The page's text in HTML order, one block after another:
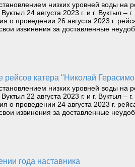
низких уровней воды
24 августа 2023 г. и г. Вуктыл –
о проведении 26 августа 2023 г.
извинения за доставленные
рейсов катера "Николай
низких уровней воды
22 августа 2023 г. и г. Вуктыл –
о проведении 24 августа 2023 г.
извинения за доставленные
года наставника